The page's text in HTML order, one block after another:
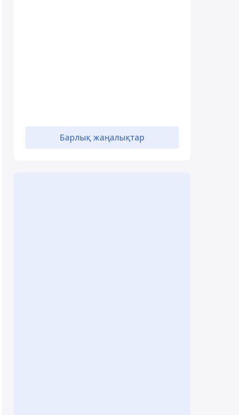
Барлық жаңалықтар